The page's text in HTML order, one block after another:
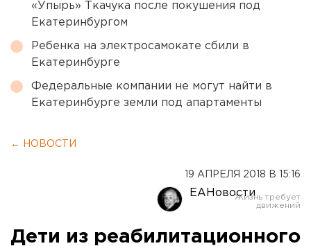
«Упырь» Ткачука после покушения под
Екатеринбургом
Ребенка на электросамокате сбили в
Екатеринбурге
Федеральные компании не могут найти в
Екатеринбурге земли под апартаменты
← НОВОСТИ
19 АПРЕЛЯ 2018 В 15:16
ЕАНовости
Дети из реабилитационного